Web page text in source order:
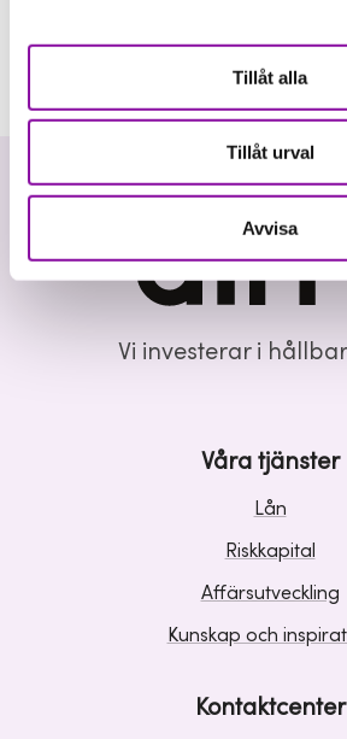
Tillåt alla
Tillåt urval
Avvisa
Vi investerar i
Våra tjänster
Lån
Riskkapital
Affärsutveckling
Kunskap och
Kontaktcenter